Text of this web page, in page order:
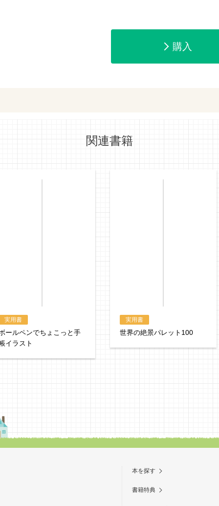
購入
関連書籍
実用書
ールペンでちょこっと手
イラスト
実用書
世界の絶景パレット100
本を探す
書籍特典